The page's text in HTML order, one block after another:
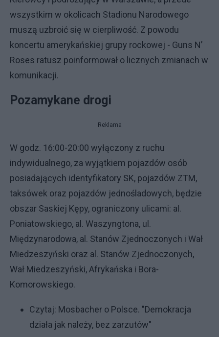
wszystkim w okolicach Stadionu Narodowego
muszą uzbroić się w cierpliwość. Z powodu
koncertu amerykańskiej grupy rockowej - Guns N’
Roses ratusz poinformował o licznych zmianach w
komunikacji.
Pozamykane drogi
Reklama
W godz. 16:00-20:00 wyłączony z ruchu
indywidualnego, za wyjątkiem pojazdów osób
posiadających identyfikatory SK, pojazdów ZTM,
taksówek oraz pojazdów jednośladowych, będzie
obszar Saskiej Kępy, ograniczony ulicami: al.
Poniatowskiego, al. Waszyngtona, ul.
Międzynarodowa, al. Stanów Zjednoczonych i Wał
Miedzeszyński oraz al. Stanów Zjednoczonych,
Wał Miedzeszyński, Afrykańska i Bora-
Komorowskiego.
Czytaj: Mosbacher o Polsce. "Demokracja
działa jak należy, bez zarzutów"